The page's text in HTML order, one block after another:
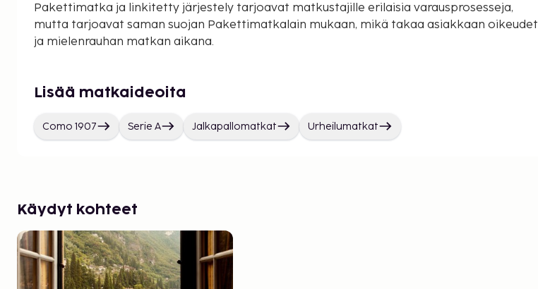
Pakettimatka ja linkitetty järjestely tarjoavat matkustajille erilaisia varausprosesseja,
mutta tarjoavat saman suojan Pakettimatkalain mukaan, mikä takaa asiakkaan oikeudet
ja mielenrauhan matkan aikana.
Lisää matkaideoita
Como 1907 Serie A Jalkapallomatkat Urheilumatkat
Käydyt kohteet